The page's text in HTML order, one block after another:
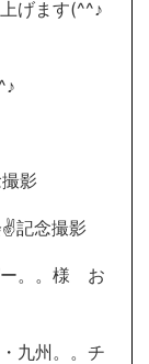
げます(^^♪
影
記念撮影
。。様 お
九州。。チ